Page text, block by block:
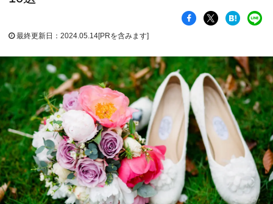
最終更新日：2024.05.14[PRを含みます]